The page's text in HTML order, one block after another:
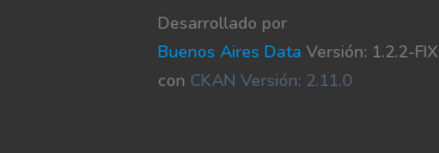
Desarrollado por
Buenos Aires Data Versión: 1.2.2-FIX
con CKAN Versión: 2.11.0